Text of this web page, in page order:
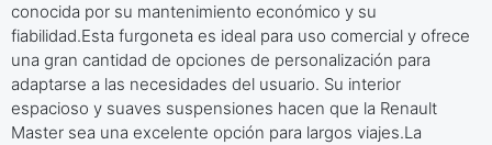
conocida por su mantenimiento económico y su
fiabilidad.Esta furgoneta es ideal para uso comercial y ofrece
una gran cantidad de opciones de personalización para
adaptarse a las necesidades del usuario. Su interior
espacioso y suaves suspensiones hacen que la Renault
Master sea una excelente opción para largos viajes.La